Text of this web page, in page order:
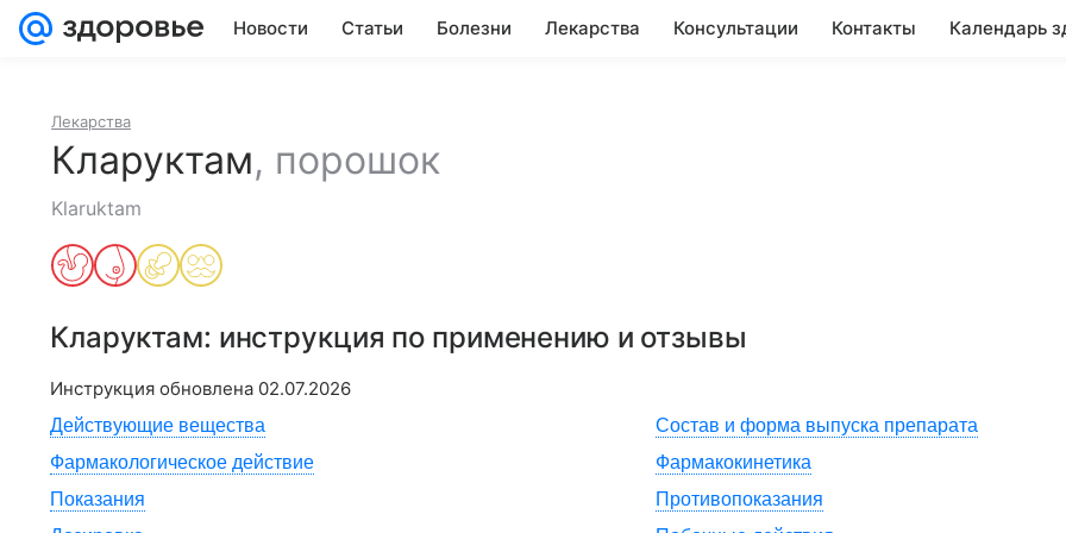
Новости Статьи Болезни Лекарства Консультации Контакты Календарь
Лекарства
Кларуктам, порошок
Klaruktam
Кларуктам: инструкция по применению и отзывы
Инструкция обновлена 02.07.2026
Действующие вещества
Состав и форма выпуска препарата
Фармакологическое действие
Фармакокинетика
Показания
Противопоказания